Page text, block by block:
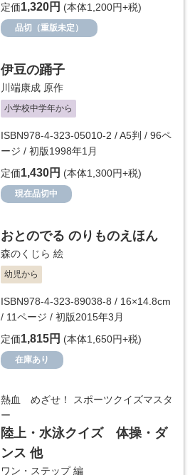
定価1,320円 (本体1,200円+税)
品切（重版未定）
伊豆の踊子
川端康成 原作
小学校中学年から
ISBN978-4-323-05010-2 / A5判 / 96ペ
ージ / 初版1998年1月
定価1,430円 (本体1,300円+税)
現在品切中
おとのでる のりものえほん
森のくじら 絵
幼児から
ISBN978-4-323-89038-8 / 16×14.8cm
/ 11ページ / 初版2015年3月
定価1,815円 (本体1,650円+税)
在庫あり
熱血 めざせ！ スポーツクイズマスタ
ー
陸上・水泳クイズ 体操・ダ
ンス 他
ワン・ステップ編